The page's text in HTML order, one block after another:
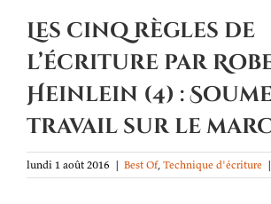
Les cinq règles de
l’écriture par
Heinlein (4) :
travail sur le
lundi 1 août 2016 | Best Of, Technique d'écriture |